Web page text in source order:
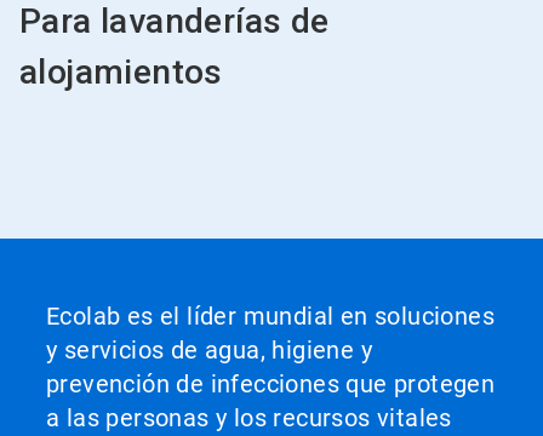
Para lavanderías de
alojamientos
Ecolab es el líder mundial en soluciones
y servicios de agua, higiene y
prevención de infecciones que protegen
a las personas y los recursos vitales